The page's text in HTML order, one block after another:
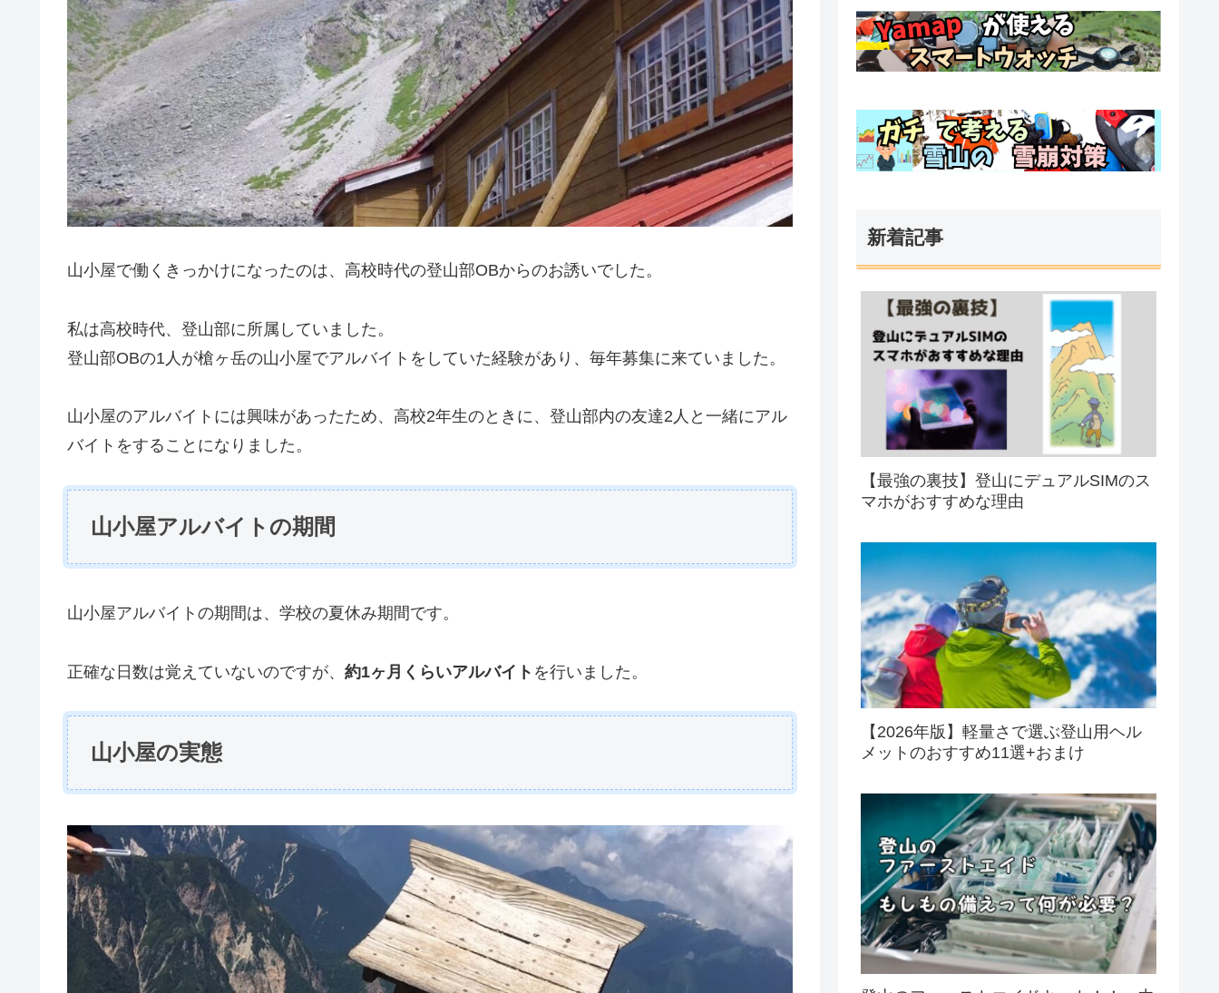
山小屋で働くきっかけになったのは、高校時代の登山部OBからのお誘いでした。
私は高校時代、登山部に所属していました。
登山部OBの1人が槍ヶ岳の山小屋でアルバイトをしていた経験があり、毎年募集に来ていました。
山小屋のアルバイトには興味があったため、高校2年生のときに、登山部内の友達2人と一緒にアル
バイトをすることになりました。
山小屋アルバイトの期間
山小屋アルバイトの期間は、学校の夏休み期間です。
正確な日数は覚えていないのですが、 約1ヶ月くらいアルバイト を行いました。
山小屋の実態
新着記事
【最強の裏技】登山にデュアルSIMのス
マホがおすすめな理由
【2026年版】軽量さで選ぶ登山用ヘル
メットのおすすめ11選+おまけ